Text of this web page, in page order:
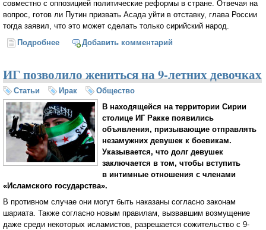
совместно с оппозицией политические реформы в стране. Отвечая на
вопрос, готов ли Путин призвать Асада уйти в отставку, глава России
тогда заявил, что это может сделать только сирийский народ.
Подробнее о Эрдоган: Путин может перестать поддерживать
Добавить комментарий
ИГ позволило жениться на 9-летних девочках
Статьи Ирак
Общество
В находящейся на территории Сирии
столице ИГ Ракке появились
объявления, призывающие отправлять
незамужних девушек к боевикам.
Указывается, что долг девушек
заключается в том, чтобы вступить
в интимные отношения с членами
«Исламского государства».
В противном случае они могут быть наказаны согласно законам
шариата. Также согласно новым правилам, вызвавшим возмущение
даже среди некоторых исламистов, разрешается сожительство с 9-